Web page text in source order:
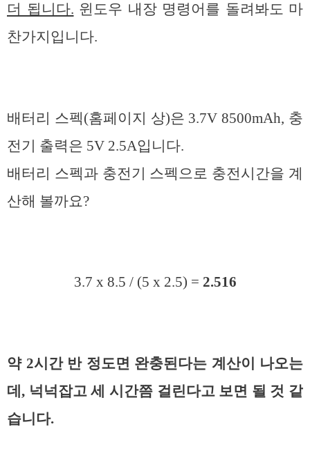
더 됩니다. 윈도우 내장 명령어를 돌려봐도 마
찬가지입니다.
배터리 스펙(홈페이지 상)은 3.7V 8500mAh, 충
전기 출력은 5V 2.5A입니다.
배터리 스펙과 충전기 스펙으로 충전시간을 계
산해 볼까요?
3.7 x 8.5 / (5 x 2.5) = 2.516
약 2시간 반 정도면 완충된다는 계산이 나오는
데, 넉넉잡고 세 시간쯤 걸린다고 보면 될 것 같
습니다.